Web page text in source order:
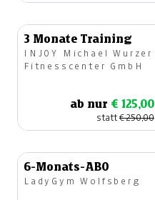
3 Monate Training
INJOY Michael Wurzer
Fitnesscenter GmbH
ab nur € 125,00
statt€ 250,00
6-Monats-ABO
LadyGym Wolfsberg